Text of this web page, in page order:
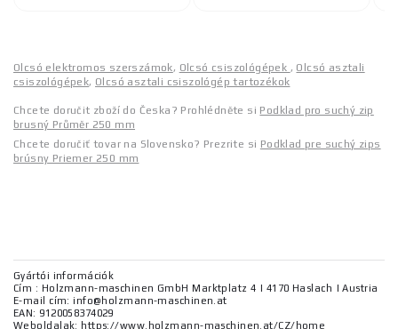
Olcsó elektromos szerszámok, Olcsó csiszológépek , Olcsó asztali
csiszológépek, Olcsó asztali csiszológép tartozékok
Chcete doručit zboží do Česka? Prohlédněte si Podklad pro suchý zip
brusný Průměr 250 mm
Chcete doručiť tovar na Slovensko? Prezrite si Podklad pre suchý zips
brúsny Priemer 250 mm
Gyártói információk
Cím : Holzmann-maschinen GmbH Marktplatz 4 | 4170 Haslach | Austria
E-mail cím: info@holzmann-maschinen.at
EAN: 9120058374029
Weboldalak: https://www.holzmann-maschinen.at/CZ/home